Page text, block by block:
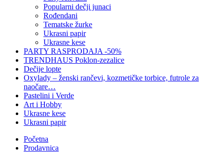
Popularni dečji junaci
Rođendani
Tematske žurke
Ukrasni papir
Ukrasne kese
PARTY RASPRODAJA -50%
TRENDHAUS Poklon-zezalice
Dečije lopte
Oxylady – ženski rančevi, kozmetičke torbice, futrole za
naočare…
Pastelini i Verde
Art i Hobby
Ukrasne kese
Ukrasni papir
Početna
Prodavnica